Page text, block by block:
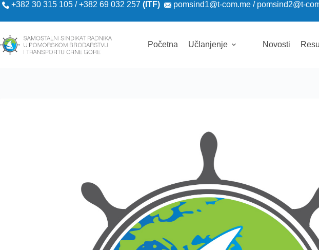
+382 30 315 105 / +382 69 032 257 (ITF) pomsind1@t-com.me / pomsind2@t-
Početna Učlanjenje Novosti